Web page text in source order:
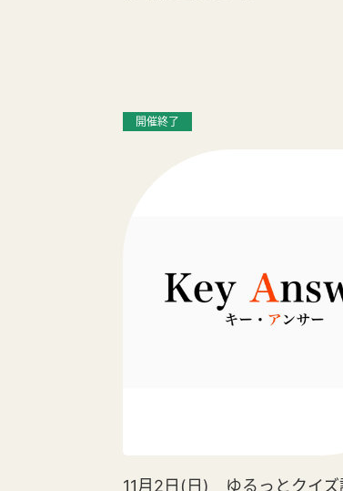
開催終了
11月2日(日) ゆるっとクイズ